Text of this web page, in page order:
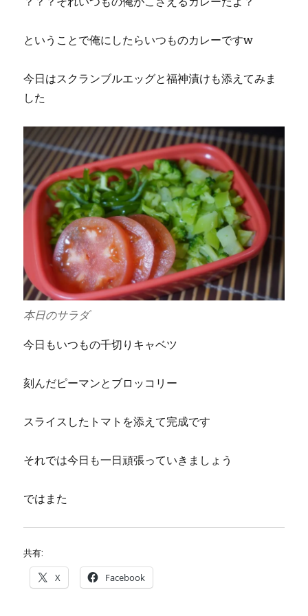
ということで俺にしたらいつものカレーですw
今日はスクランブルエッグと福神漬けも添えてみま
した
本日のサラダ
今日もいつもの千切りキャベツ
刻んだピーマンとブロッコリー
スライスしたトマトを添えて完成です
それでは今日も一日頑張っていきましょう
ではまた
共有:
X Facebook